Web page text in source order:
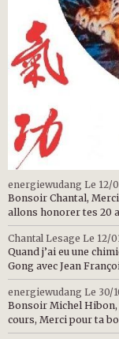
energiewudang Le 12/
Bonsoir Chantal,
allons honorer tes 20
Chantal Lesage Le 12/
Quand j’ai eu une
Gong avec Jean
energiewudang Le 30/
Bonsoir Michel
cours, Merci pour ta